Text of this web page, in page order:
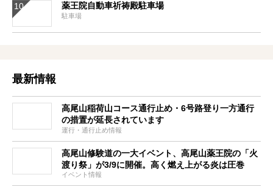
薬王院自動車祈祷殿駐車場
駐車場
最新情報
高尾山稲荷山コース通行止め・6号路登り一方通行
の措置が延長されています
運行・通行止め情報
高尾山修験道の一大イベント、高尾山薬王院の「火
渡り祭」が3/9に開催。高く燃え上がる炎は圧巻
イベント情報